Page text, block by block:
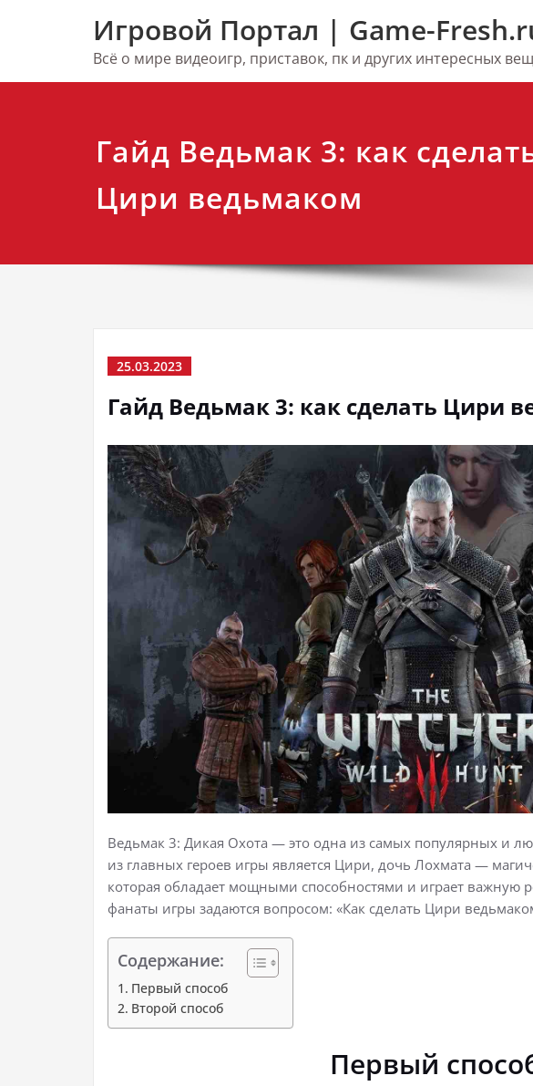
Игровой Портал | Game-
Всё о мире видеоигр, приставок, пк и других интересных
Гайд Ведьмак 3: как
Цири ведьмаком
25.03.2023
Гайд Ведьмак 3: как сделать Цири
Ведьмак 3: Дикая Охота — это одна из самых популярных и
из главных героев игры является Цири, дочь Лохмата —
которая обладает мощными способностями и играет важную
фанаты игры задаются вопросом: «Как сделать Цири
Содержание:
Первый способ
Второй способ
Первый